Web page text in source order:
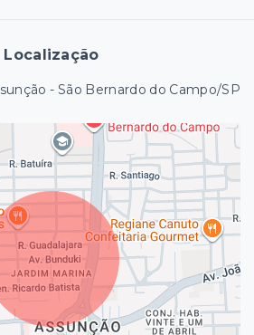
Localização
- São Bernardo do Campo/SP